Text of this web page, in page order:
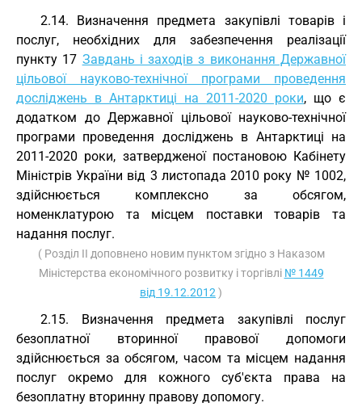
2.14. Визначення предмета закупівлі товарів і
послуг, необхідних для забезпечення реалізації
пункту 17 Завдань і заходів з виконання Державної
цільової науково-технічної програми проведення
досліджень в Антарктиці на 2011-2020 роки, що є
додатком до Державної цільової науково-технічної
програми проведення досліджень в Антарктиці на
2011-2020 роки, затвердженої постановою Кабінету
Міністрів України від 3 листопада 2010 року № 1002,
здійснюється комплексно за обсягом,
номенклатурою та місцем поставки товарів та
надання послуг.
( Розділ II доповнено новим пунктом згідно з Наказом
Міністерства економічного розвитку і торгівлі № 1449
від 19.12.2012 )
2.15. Визначення предмета закупівлі послуг
безоплатної вторинної правової допомоги
здійснюється за обсягом, часом та місцем надання
послуг окремо для кожного суб'єкта права на
безоплатну вторинну правову допомогу.